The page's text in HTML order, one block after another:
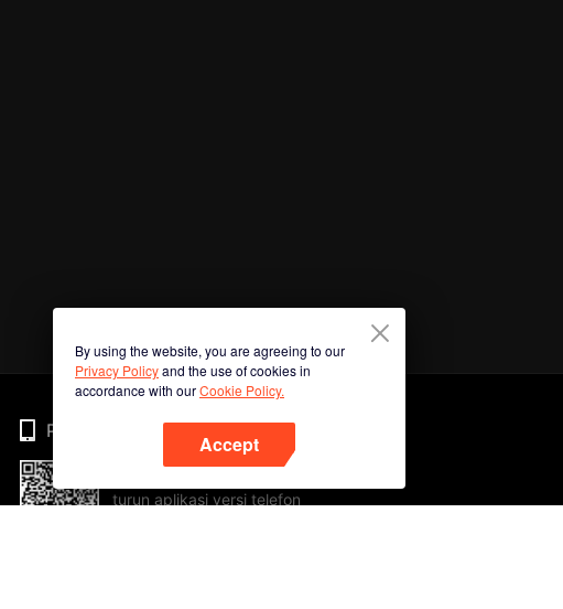
By using the website, you are agreeing to our
Privacy Policyand the use of cookies in
accordance with ourCookie Policy.
Accept
Phone
turun aplikasi versi telefon